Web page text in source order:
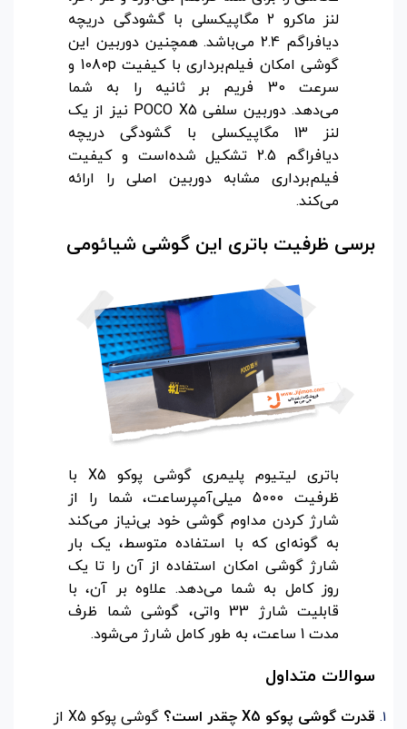
لنز ماکرو 2 مگاپیکسلی با گشودگی دریچه
دیافراگم 2.4 می‌باشد. همچنین دوربین این
گوشی امکان فیلم‌برداری با کیفیت 1080p و
سرعت 30 فریم بر ثانیه را به شما
می‌دهد.
دوربین سلفی POCO X5 نیز از یک
لنز 13 مگاپیکسلی با گشودگی دریچه
دیافراگم 2.5 تشکیل شده‌است و کیفیت
فیلم‌برداری مشابه دوربین اصلی را ارائه
می‌کند.
برسی ظرفیت باتری این گوشی شیائومی
باتری لیتیوم پلیمری گوشی پوکو X5 با
ظرفیت 5000 میلی‌آمپرساعت، شما را از
شارژ کردن مداوم گوشی خود بی‌نیاز می‌کند
به گونه‌ای که با استفاده متوسط، یک بار
شارژ گوشی امکان استفاده از آن را تا یک
روز کامل به شما می‌دهد. علاوه بر آن، با
قابلیت شارژ 33 واتی، گوشی شما ظرف
مدت 1 ساعت، به طور کامل شارژ می‌شود.
سوالات متداول
قدرت گوشی پوکو X5 چقدر است؟
گوشی پوکو X5 از